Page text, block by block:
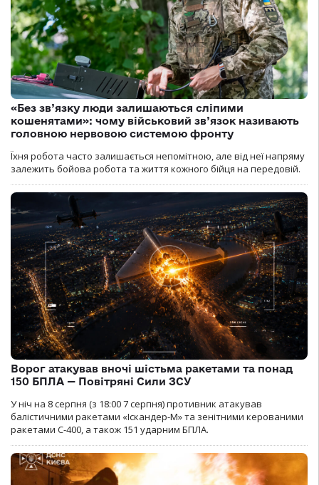
«Без зв’язку люди залишаються сліпими
кошенятами»: чому військовий зв’язок називають
головною нервовою системою фронту
Їхня робота часто залишається непомітною, але від неї напряму
залежить бойова робота та життя кожного бійця на передовій.
Ворог атакував вночі шістьма ракетами та понад
150 БПЛА — Повітряні Сили ЗСУ
У ніч на 8 серпня (з 18:00 7 серпня) противник атакував
балістичними ракетами «Іскандер-М» та зенітними керованими
ракетами С-400, а також 151 ударним БПЛА.